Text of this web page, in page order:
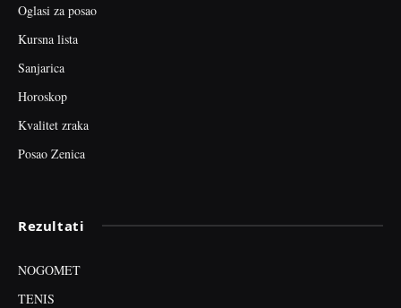
Oglasi za posao
Kursna lista
Sanjarica
Horoskop
Kvalitet zraka
Posao Zenica
Rezultati
NOGOMET
TENIS